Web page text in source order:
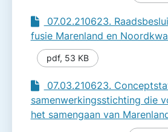
07.02.210623.
fusie Marenland en
pdf, 53 KB
07.03.210623.
samenwerkingsstichting die
het samengaan van